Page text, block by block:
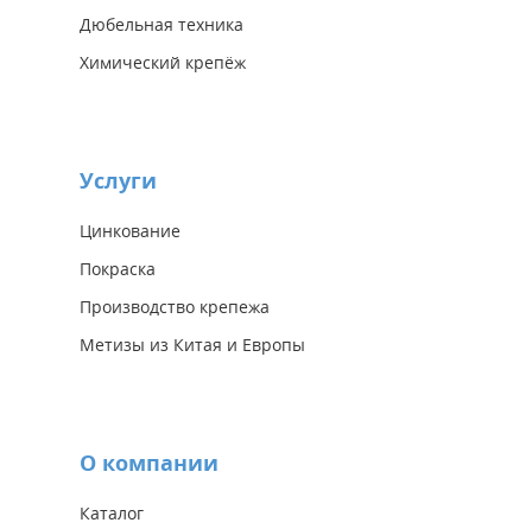
Дюбельная техника
Химический крепёж
Услуги
Цинкование
Покраска
Производство крепежа
Метизы из Китая и Европы
О компании
Каталог